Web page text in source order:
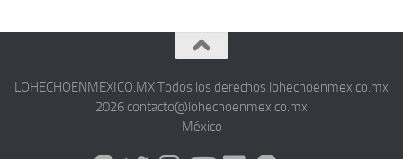
LOHECHOENMEXICO.MX Todos los derechos lohechoenmexico.mx
2026 contacto@lohechoenmexico.mx
México